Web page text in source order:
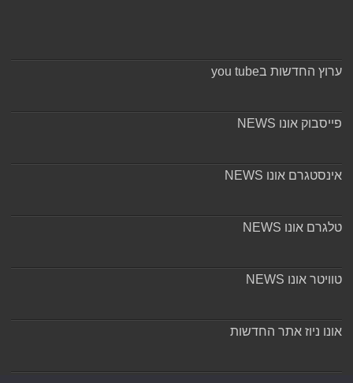
ערוץ החדשות בyou tube
פייסבוק אונו NEWS
אינסטגרם אונו NEWS
טלגרם אונו NEWS
טוויטר אונו NEWS
אונו ניוז אתר החדשות